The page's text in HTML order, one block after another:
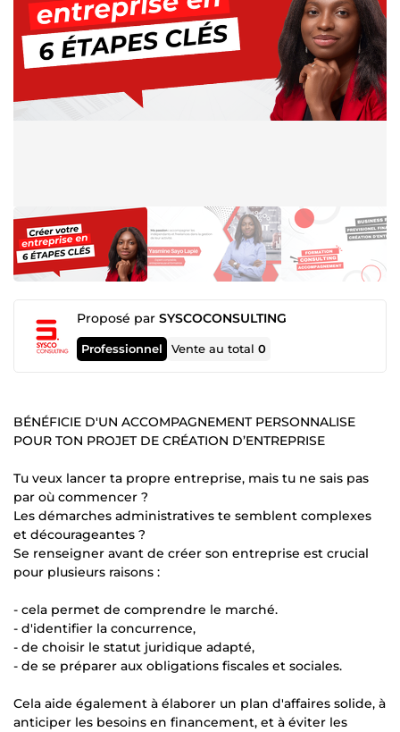
Proposé par SYSCOCONSULTING
Professionnel Vente au total0
BÉNÉFICIE D'UN ACCOMPAGNEMENT PERSONNALISE
POUR TON PROJET DE CRÉATION D’ENTREPRISE
Tu veux lancer ta propre entreprise, mais tu ne sais pas
par où commencer ?
Les démarches administratives te semblent complexes
et décourageantes ?
Se renseigner avant de créer son entreprise est crucial
pour plusieurs raisons :
- cela permet de comprendre le marché.
- d'identifier la concurrence,
- de choisir le statut juridique adapté,
- de se préparer aux obligations fiscales et sociales.
Cela aide également à élaborer un plan d'affaires solide, à
anticiper les besoins en financement, et à éviter les